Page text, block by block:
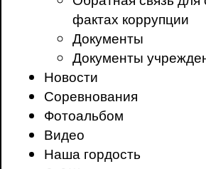
фактах коррупции
Документы
Документы
Новости
Соревнования
Фотоальбом
Видео
Наша гордость